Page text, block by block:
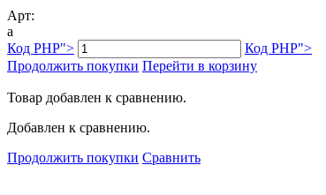
Арт:
a
Код PHP"> Код PHP">
Продолжить покупки Перейти в корзину
Товар добавлен к сравнению.
Добавлен к сравнению.
Продолжить покупки Сравнить